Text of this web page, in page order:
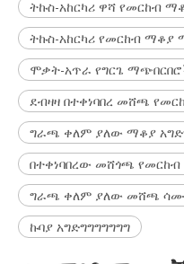
ትኩስ-አከርካሪ ዋሻ የመርከብ
ትኩስ-አከርካሪ የመርከብ
ሞቃት-አጥራ የግርጌ
ደብዛዛ በተቀነባበረ መሸጫ
ግራጫ ቀለም ያለው ማቆያ
በተቀነባበረው መሸጎጫ
ግራጫ ቀለም ያለው መሸጫ
ኩባያ አግድግግግግግግግ